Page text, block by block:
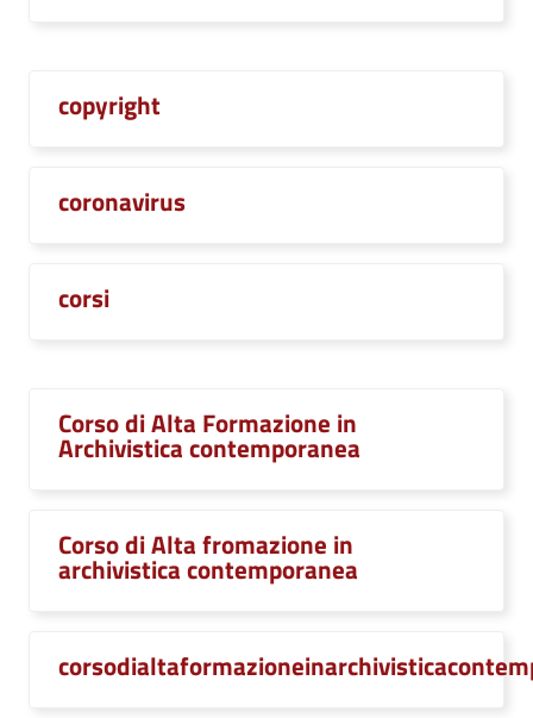
copyright
coronavirus
corsi
Corso di Alta Formazione in
Archivistica contemporanea
Corso di Alta fromazione in
archivistica contemporanea